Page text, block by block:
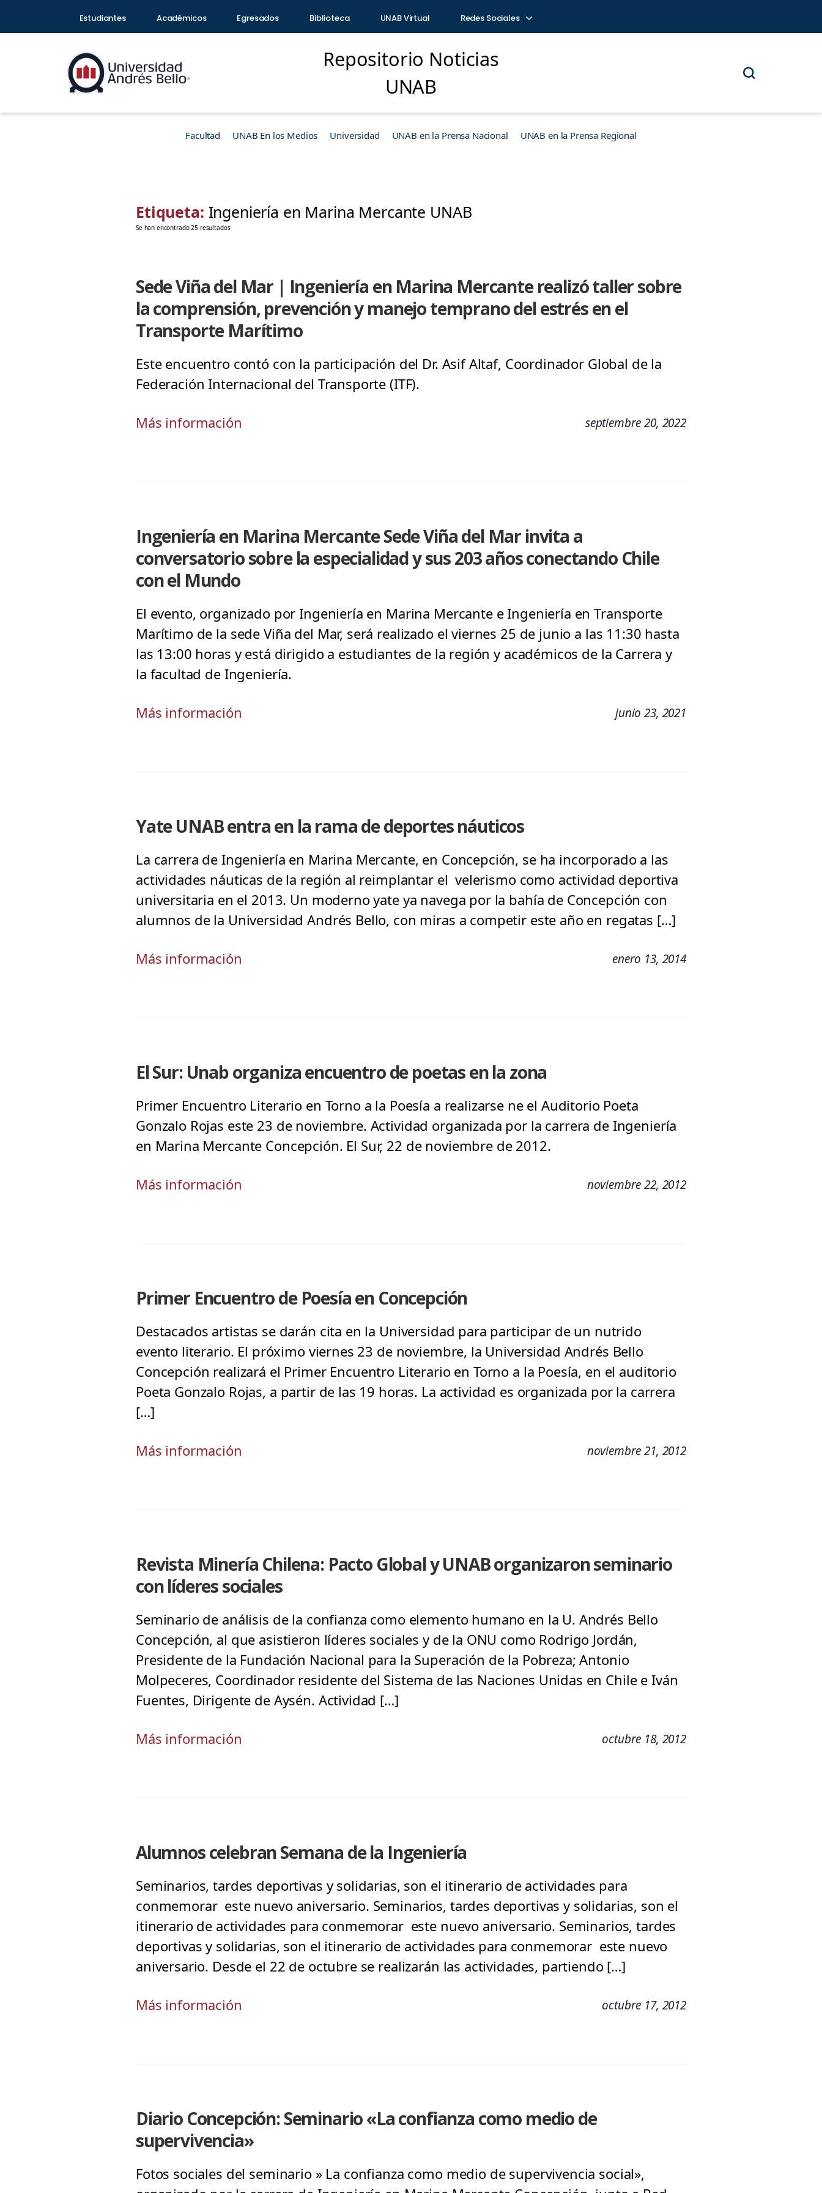
Estudiantes Académicos Egresados Biblioteca UNAB Virtual Redes Sociales
Repositorio Noticias
UNAB
Facultad UNAB En los Medios Universidad UNAB en la Prensa Nacional UNAB en la Prensa Regional
Etiqueta: Ingeniería en Marina Mercante UNAB
Se han encontrado 25 resultados
Sede Viña del Mar | Ingeniería en Marina Mercante realizó taller sobre
la comprensión, prevención y manejo temprano del estrés en el
Transporte Marítimo
Este encuentro contó con la participación del Dr. Asif Altaf, Coordinador Global de la
Federación Internacional del Transporte (ITF).
Más información septiembre 20, 2022
Ingeniería en Marina Mercante Sede Viña del Mar invita a
conversatorio sobre la especialidad y sus 203 años conectando Chile
con el Mundo
El evento, organizado por Ingeniería en Marina Mercante e Ingeniería en Transporte
Marítimo de la sede Viña del Mar, será realizado el viernes 25 de junio a las 11:30 hasta
las 13:00 horas y está dirigido a estudiantes de la región y académicos de la Carrera y
la facultad de Ingeniería.
Más información junio 23, 2021
Yate UNAB entra en la rama de deportes náuticos
La carrera de Ingeniería en Marina Mercante, en Concepción, se ha incorporado a las
actividades náuticas de la región al reimplantar el velerismo como actividad deportiva
universitaria en el 2013. Un moderno yate ya navega por la bahía de Concepción con
alumnos de la Universidad Andrés Bello, con miras a competir este año en regatas […]
Más información enero 13, 2014
El Sur: Unab organiza encuentro de poetas en la zona
Primer Encuentro Literario en Torno a la Poesía a realizarse ne el Auditorio Poeta
Gonzalo Rojas este 23 de noviembre. Actividad organizada por la carrera de Ingeniería
en Marina Mercante Concepción. El Sur, 22 de noviembre de 2012.
Más información noviembre 22, 2012
Primer Encuentro de Poesía en Concepción
Destacados artistas se darán cita en la Universidad para participar de un nutrido
evento literario. El próximo viernes 23 de noviembre, la Universidad Andrés Bello
Concepción realizará el Primer Encuentro Literario en Torno a la Poesía, en el auditorio
Poeta Gonzalo Rojas, a partir de las 19 horas. La actividad es organizada por la carrera
[…]
Más información noviembre 21, 2012
Revista Minería Chilena: Pacto Global y UNAB organizaron seminario
con líderes sociales
Seminario de análisis de la confianza como elemento humano en la U. Andrés Bello
Concepción, al que asistieron líderes sociales y de la ONU como Rodrigo Jordán,
Presidente de la Fundación Nacional para la Superación de la Pobreza; Antonio
Molpeceres, Coordinador residente del Sistema de las Naciones Unidas en Chile e Iván
Fuentes, Dirigente de Aysén. Actividad […]
Más información octubre 18, 2012
Alumnos celebran Semana de la Ingeniería
Seminarios, tardes deportivas y solidarias, son el itinerario de actividades para
conmemorar este nuevo aniversario. Seminarios, tardes deportivas y solidarias, son el
itinerario de actividades para conmemorar este nuevo aniversario. Seminarios, tardes
deportivas y solidarias, son el itinerario de actividades para conmemorar este nuevo
aniversario. Desde el 22 de octubre se realizarán las actividades, partiendo […]
Más información octubre 17, 2012
Diario Concepción: Seminario «La confianza como medio de
supervivencia»
Fotos sociales del seminario » La confianza como medio de supervivencia social»,